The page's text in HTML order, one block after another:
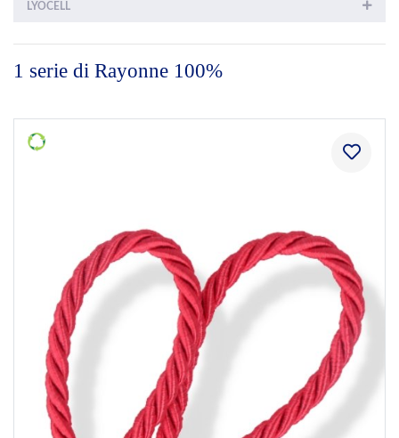
LYOCELL
1 serie di Rayonne 100%